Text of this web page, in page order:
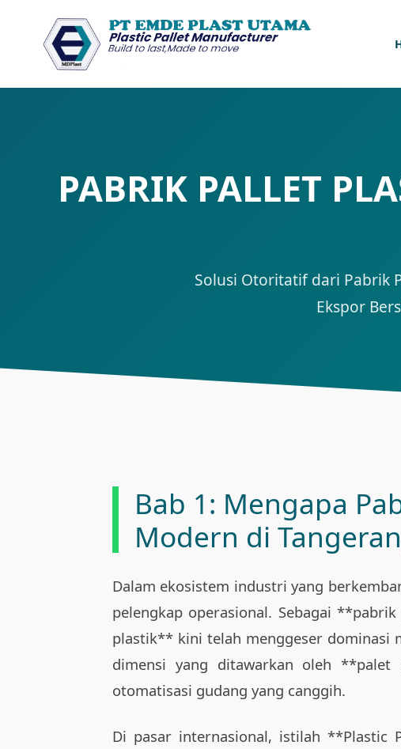
PABRIK PALLET
Solusi Otoritatif dari Pabrik
Ekspor
Bab 1: Mengapa
Modern di
Dalam ekosistem industri yang
pelengkap operasional. Sebagai
plastik** kini telah menggeser dominasi
dimensi yang ditawarkan oleh
otomatisasi gudang yang canggih.
Di pasar internasional, istilah **Plastic